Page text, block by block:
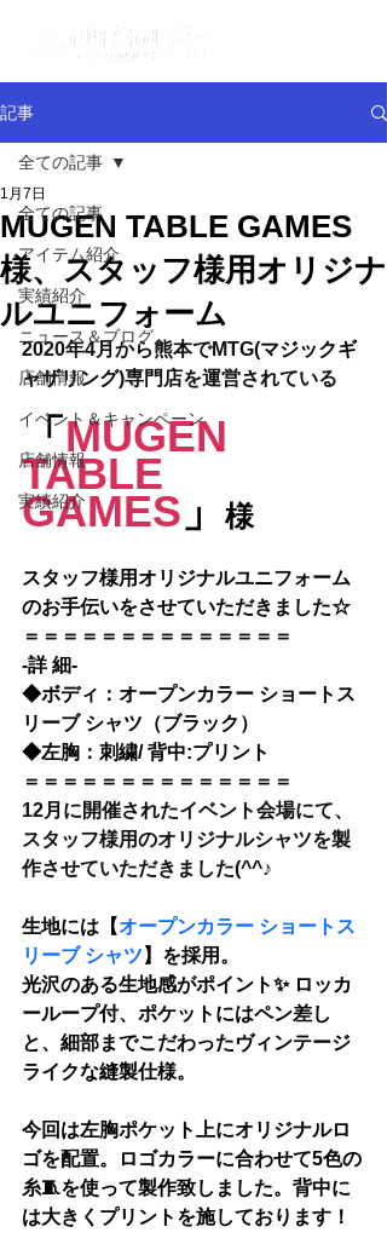
記事
全ての記事
アイテム紹介
実績紹介
ニュース＆ブログ
店舗情報
イベント＆キャンペーン
店舗情報
実績紹介
全ての記事
MUGEN TABLE GAMES
様、スタッフ様用オリジナ
ルユニフォーム
1月7日
2020年4月から熊本でMTG(マジックギ
ャザリング)専門店を運営されている
「MUGEN
TABLE
GAMES 」 様
スタッフ様用オリジナルユニフォーム
のお手伝いをさせていただきました☆
＝＝＝＝＝＝＝＝＝＝＝＝＝＝
-詳 細-
◆ボディ： オープンカラー ショートス
リーブ シャツ （ブラック）
◆左胸：刺繍/ 背中:プリント
＝＝＝＝＝＝＝＝＝＝＝＝＝＝
12月に開催されたイベント会場にて、
スタッフ様用のオリジナルシャツを製
作させていただきました(^^♪
生地には【オープンカラー ショートス
リーブ シャツ 】を採用。
光沢のある生地感がポイント✨ ロッカ
ーループ付、ポケットにはペン差し
と、細部までこだわったヴィンテージ
ライクな縫製仕様。
今回は左胸ポケット上にオリジナルロ
ゴを配置。ロゴカラーに合わせて5色の
糸🧵を使って製作致しました。背中に
は大きくプリントを施しております！